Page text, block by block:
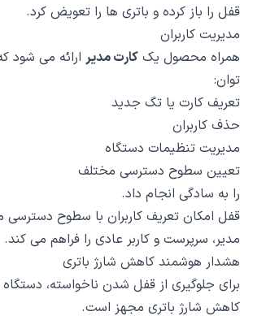
قفل را باز کرده و باتری ها را تعویض کرد.
مدیریت کاربران
همراه محصول یک کارت مدیر ارائه می شود
توان:
تعریف کارت یا تگ جدید
حذف کاربران
مدیریت تنظیمات دستگاه
تعیین سطوح دسترسی مختلف
را به سادگی انجام داد.
قفل امکان تعریف کاربران با سطوح دسترسی
مدیر، سرپرست و کاربر عادی را فراهم می کند.
هشدار هوشمند کاهش شارژ باتری
برای جلوگیری از قفل شدن ناخواسته،
کاهش شارژ باتری مجهز است.